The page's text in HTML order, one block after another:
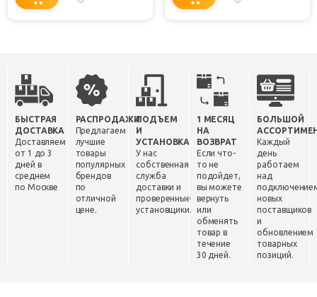
БЫСТРАЯ
ДОСТАВКА
Доставляем
от 1 до 3
дней в
среднем
по Москве
РАСПРОДАЖИ
Предлагаем
лучшие
товары
популярных
брендов
по
отличной
цене.
ПОДЪЕМ
И
УСТАНОВКА
У нас
собственная
служба
доставки и
проверенные
установщики.
1 МЕСЯЦ
НА
ВОЗВРАТ
Если что-
то не
подойдет,
вы можете
вернуть
или
обменять
товар в
течение
30 дней.
БОЛЬШОЙ
Каждый
день
работаем
над
новых
поставщиков
и
обновлением
товарных
позиций.